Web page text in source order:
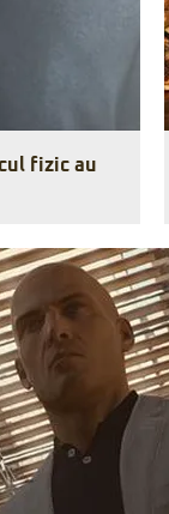
fizic au